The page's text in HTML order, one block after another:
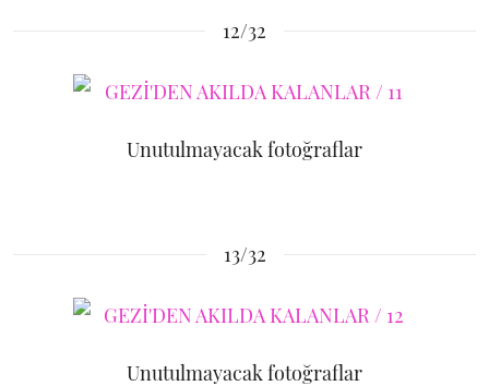
12/32
Unutulmayacak fotoğraflar
13/32
Unutulmayacak fotoğraflar